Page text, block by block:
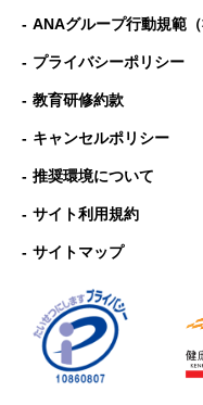
ANAグループ⾏動規範（
プライバシーポリシー
教育研修約款
キャンセルポリシー
推奨環境について
サイト利用規約
サイトマップ